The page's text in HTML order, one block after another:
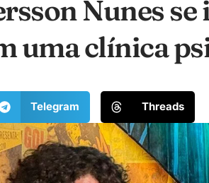
Nunes
uma clínica
Telegram Threads